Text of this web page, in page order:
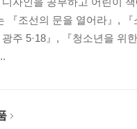
『조선의 문을 열어라』,
광주 5·18』, 『청소년을